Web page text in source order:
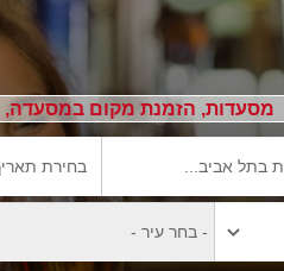
מסעדות, הזמנת מקום במסעדה,